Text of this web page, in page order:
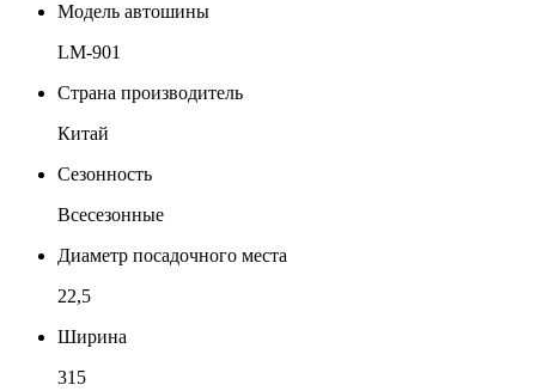
Модель автошины
LM-901
Страна производитель
Китай
Сезонность
Всесезонные
Диаметр посадочного места
22,5
Ширина
315